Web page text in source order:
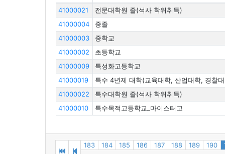
41000021
전문대학원 졸(석사 학위취득)
41000004
중졸
41000003
중학교
41000002
초등학교
41000009
특성화고등학교
41000019
특수 4년제 대학(교육대학, 산업대학, 경찰
41000022
특수대학원 졸(석사 학위취득)
41000010
특수목적고등학교_마이스터고
183 184 185 186 187 188 189 190